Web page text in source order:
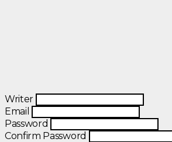
Writer
Email
Password
Confirm Password